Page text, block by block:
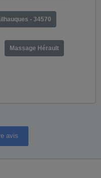
- 34570
Massage Hérault
avis